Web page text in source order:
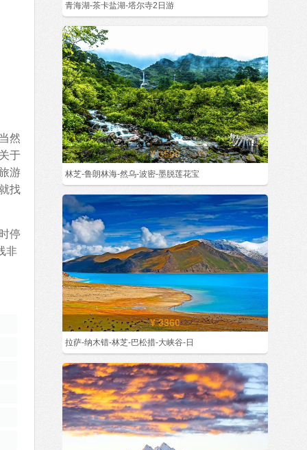
然
于
游
找
停
非
青海湖-茶卡盐湖-塔尔寺2日游
¥ 3500
林芝-鲁朗林海-然乌-波密-墨脱莲花宝
¥ 3360
拉萨-纳木错-林芝-巴松措-大峡谷-日